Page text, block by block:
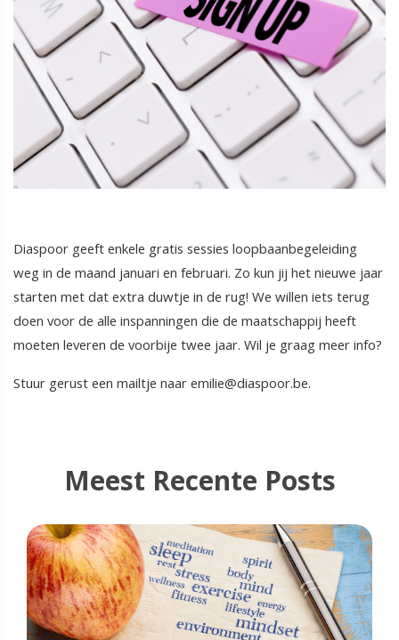
Diaspoor geeft enkele gratis sessies loopbaanbegeleiding
weg in de maand januari en februari. Zo kun jij het nieuwe jaar
starten met dat extra duwtje in de rug! We willen iets terug
doen voor de alle inspanningen die de maatschappij heeft
moeten leveren de voorbije twee jaar. Wil je graag meer info?
Stuur gerust een mailtje naar emilie@diaspoor.be.
Meest Recente Posts